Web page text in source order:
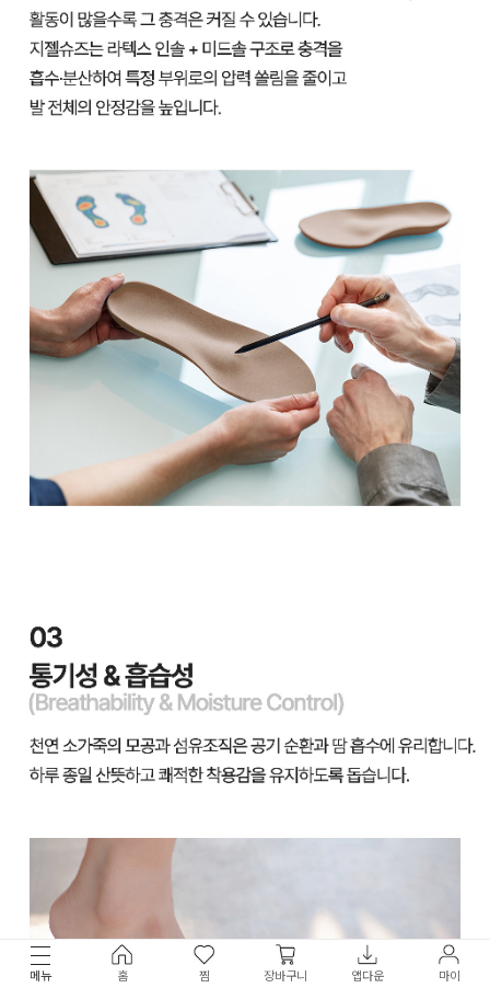
메뉴 홈 찜 장바구니 앱다운 마이